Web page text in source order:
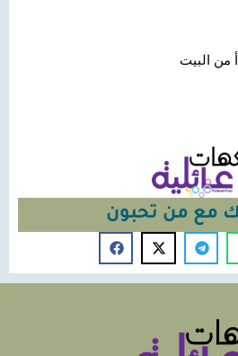
من البيت
مع من تحبون